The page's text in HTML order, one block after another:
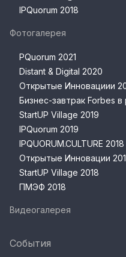
IPQuorum 2018
Фотогалерея
PQuorum 2021
Distant & Digital 2020
Открытые Инновациии
Бизнес-завтрак Forbes
StartUP Village 2019
IPQuorum 2019
IPQUORUM.CULTURE 2018
Открытые Инновации
StartUP Village 2018
ПМЭФ 2018
Видеогалерея
События